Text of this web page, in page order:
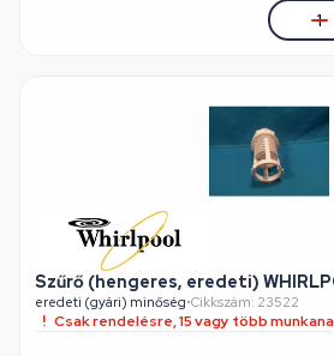
Szűrő (hengeres, eredeti)
eredeti (gyári) minőség•Cikkszám: 23522
Csak rendelésre, 15 vagy több